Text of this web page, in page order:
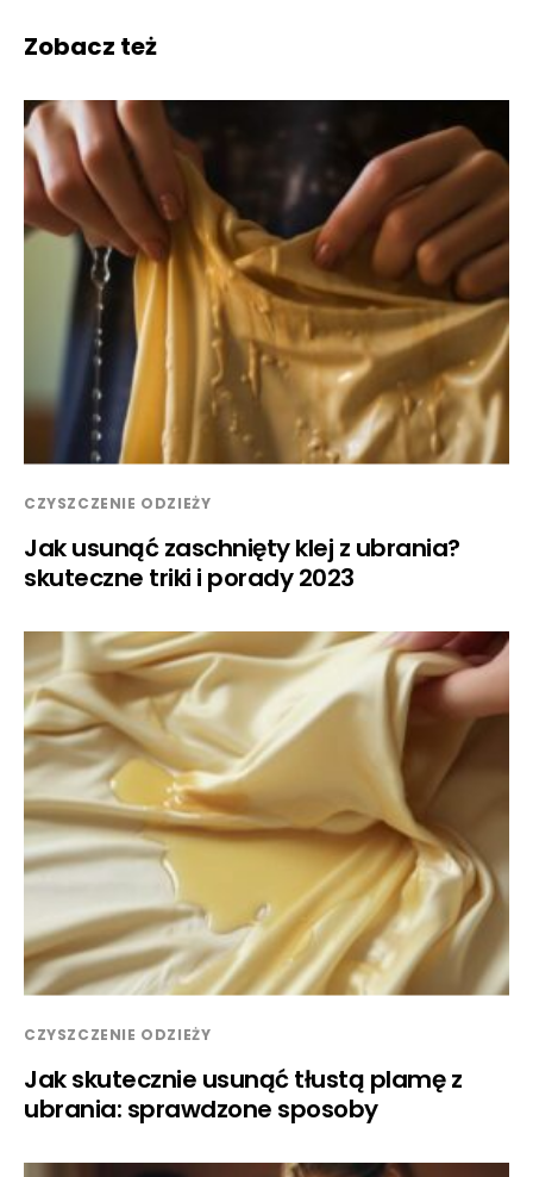
Zobacz też
CZYSZCZENIE ODZIEŻY
Jak usunąć zaschnięty klej z ubrania?
skuteczne triki i porady 2023
CZYSZCZENIE ODZIEŻY
Jak skutecznie usunąć tłustą plamę z
ubrania: sprawdzone sposoby